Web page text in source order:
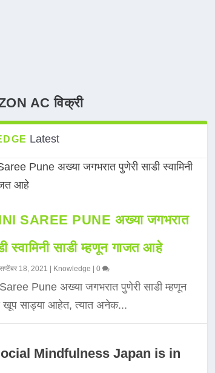
AC विक्री
Latest
SAREE PUNE अख्या जगभरात
स्वामिनी साडी म्हणून गाजत आहे
सप्टेंबर 18, 2021 Knowledge |0
Pune अख्या जगभरात पुणेरी साडी म्हणून
खूप साड्या आहेत, त्यात अनेक...
Mindfulness Japan is in